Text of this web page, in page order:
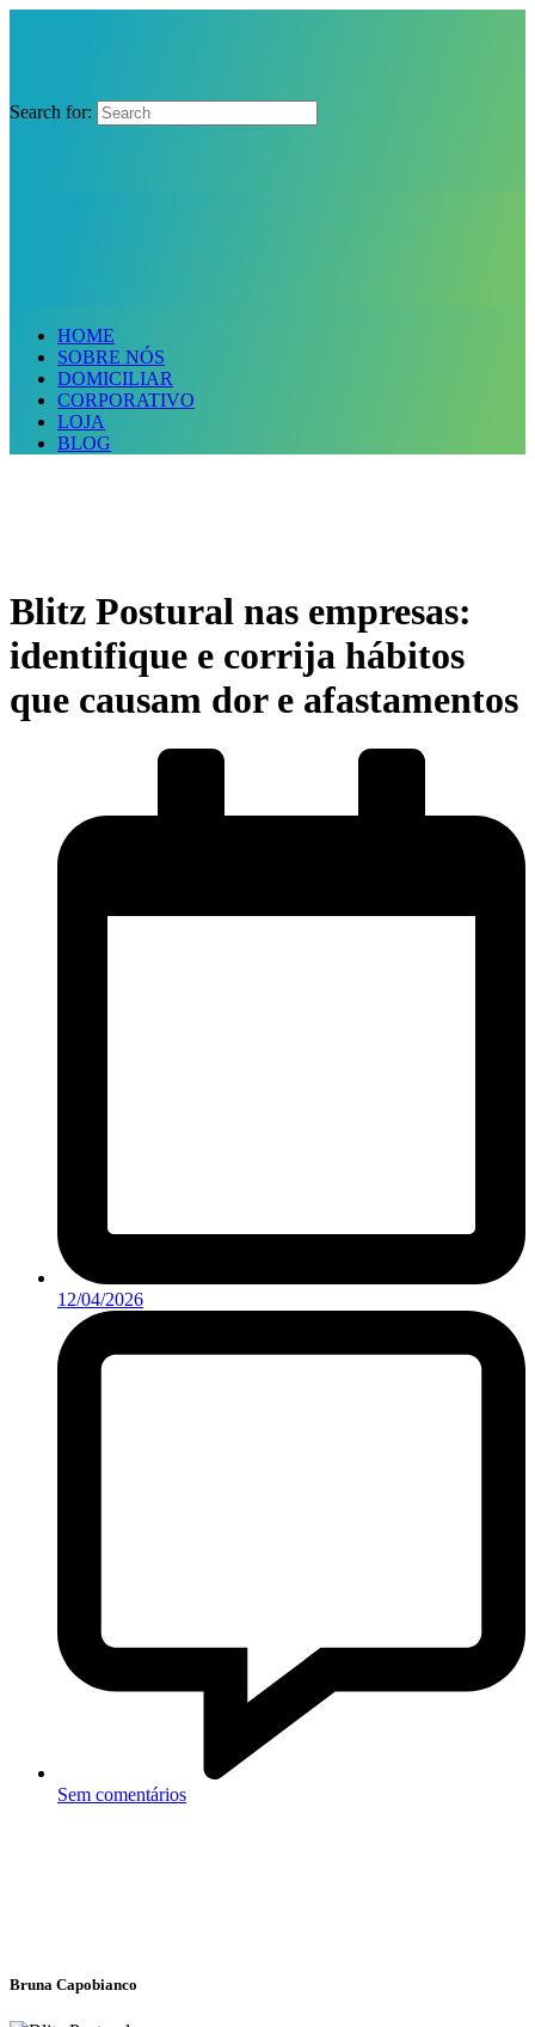
Search for:
HOME
SOBRE NÓS
DOMICILIAR
CORPORATIVO
LOJA
BLOG
Blitz Postural nas empresas:
identifique e corrija hábitos
que causam dor e afastamentos
12/04/2026
Sem comentários
Bruna Capobianco